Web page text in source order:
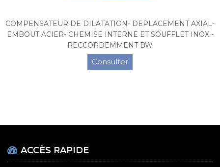
COMPENSATEUR DE DILATATION- DEPLACEMENT AXIAL-
EMBOUT ACIER- CHEMISE INTERNE ET SOUFFLET INOX -
RECCORDEMMENT BW
Consulter
ACCÈS RAPIDE